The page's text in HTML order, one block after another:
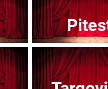
Concert